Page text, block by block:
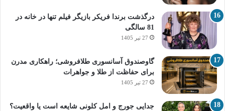
درگذشت برندا فریکر بازیگر فیلم تنها در خانه در
81 سالگی
27 تیر 1405
گاوصندوق آسانسوری طلافروشی؛ راهکاری مدرن
برای حفاظت از طلا و جواهرات
27 تیر 1405
جدایی جورج و امل کلونی شایعه است یا واقعیت؟